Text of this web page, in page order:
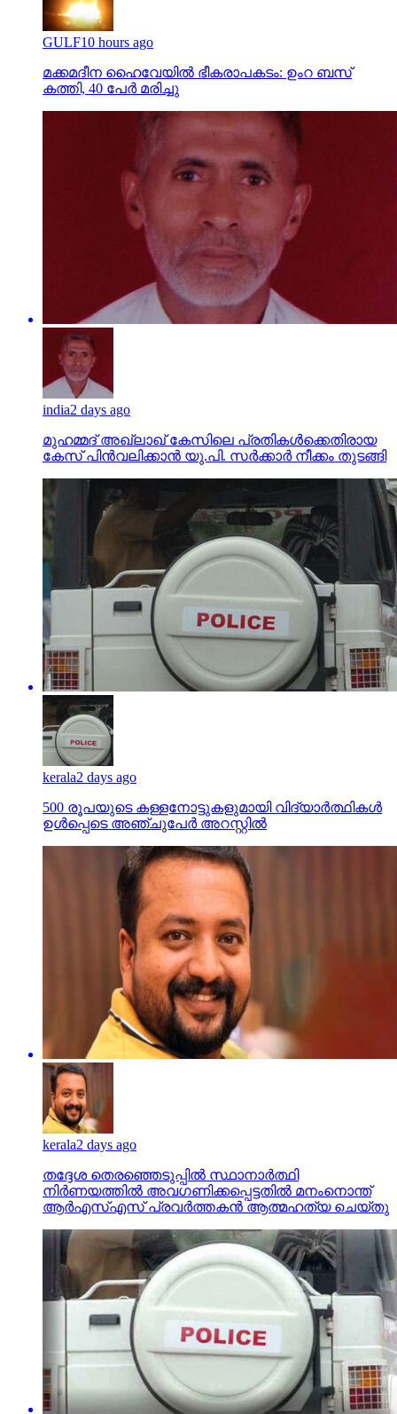
GULF10 hours ago
മക്കമദീന ഹൈവേയില്‍ ഭീകരാപകടം: ഉംറ ബസ്
കത്തി, 40 പേര്‍ മരിച്ചു
india2 days ago
മുഹമ്മദ് അഖ്‌ലാഖ് കേസിലെ പ്രതികള്‍ക്കെതിരായ
കേസ് പിന്‍വലിക്കാന്‍ യു.പി. സര്‍ക്കാര്‍ നീക്കം തുടങ്ങി
kerala2 days ago
500 രൂപയുടെ കള്ളനോട്ടുകളുമായി വിദ്യാര്‍ത്ഥികള്‍
ഉള്‍പ്പെടെ അഞ്ചുപേര്‍ അറസ്റ്റില്‍
kerala2 days ago
തദ്ദേശ തെരഞ്ഞെടുപ്പില്‍ സ്ഥാനാര്‍ത്ഥി
നിര്‍ണയത്തില്‍ അവഗണിക്കപ്പെട്ടതില്‍ മനംനൊന്ത്
ആര്‍എസ്എസ് പ്രവര്‍ത്തകന്‍ ആത്മഹത്യ ചെയ്തു